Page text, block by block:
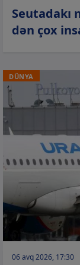
Seutadakı
dən çox
DÜNYA
06 avq 2026, 17:30